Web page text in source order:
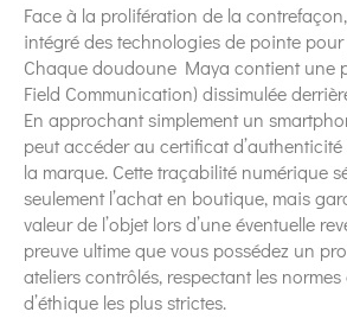
Face à la prolifération de la
intégré des technologies de pointe
Chaque doudoune Maya contient une
Field Communication) dissimulée
En approchant simplement un
peut accéder au certificat
la marque. Cette traçabilité numérique
seulement l’achat en boutique, mais
valeur de l’objet lors d’une éventuelle
preuve ultime que vous possédez un
ateliers contrôlés, respectant les
d’éthique les plus strictes.